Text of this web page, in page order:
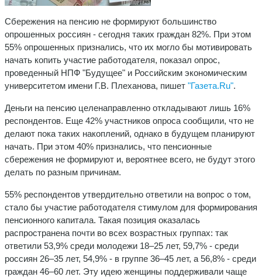
Сбережения на пенсию не формируют большинство
опрошенных россиян - сегодня таких граждан 82%. При этом
55% опрошенных признались, что их могло бы мотивировать
начать копить участие работодателя, показал опрос,
проведенный НПФ "Будущее" и Российским экономическим
университетом имени Г.В. Плеханова, пишет "Газета.Ru".
Деньги на пенсию целенаправленно откладывают лишь 16%
респондентов. Еще 42% участников опроса сообщили, что не
делают пока таких накоплений, однако в будущем планируют
начать. При этом 40% признались, что пенсионные
сбережения не формируют и, вероятнее всего, не будут этого
делать по разным причинам.
55% респондентов утвердительно ответили на вопрос о том,
стало бы участие работодателя стимулом для формирования
пенсионного капитала. Такая позиция оказалась
распространена почти во всех возрастных группах: так
ответили 53,9% среди молодежи 18–25 лет, 59,7% - среди
россиян 26–35 лет, 54,9% - в группе 36–45 лет, а 56,8% - среди
граждан 46–60 лет. Эту идею женщины поддерживали чаще